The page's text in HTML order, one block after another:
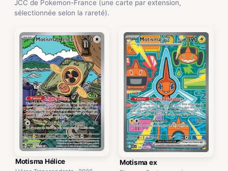
JCC de Pokemon-France (une carte par extension,
sélectionnée selon la rareté).
Motisma Hélice Motisma ex